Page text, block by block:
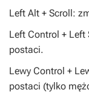
Left Alt + Scroll:
Left Control + Left
postaci.
Lewy Control +
postaci (tylko